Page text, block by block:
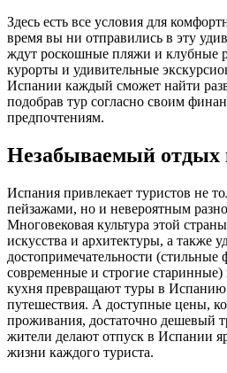
Здесь есть все условия для
время вы ни отправились в эту
ждут роскошные пляжи и клубные
курорты и удивительные
Испании каждый сможет найти
подобрав тур согласно своим
предпочтениям.
Незабываемый отдых
Испания привлекает туристов не
пейзажами, но и невероятным
Многовековая культура этой
искусства и архитектуры, а также
достопримечательности
современные и строгие старинные)
кухня превращают туры в Испанию
путешествия. А доступные цены,
проживания, достаточно дешевый
жители делают отпуск в Испании
жизни каждого туриста.